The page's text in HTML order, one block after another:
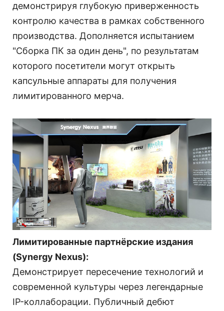
демонстрируя глубокую приверженность
контролю качества в рамках собственного
производства. Дополняется испытанием
"Сборка ПК за один день", по результатам
которого посетители могут открыть
капсульные аппараты для получения
лимитированного мерча.
Лимитированные партнёрские издания
(Synergy Nexus):
Демонстрирует пересечение технологий и
современной культуры через легендарные
IP-коллаборации. Публичный дебют